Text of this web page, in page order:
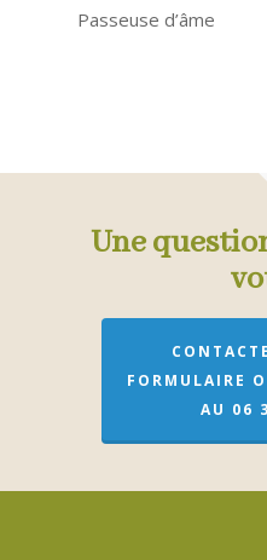
Passeuse d’âme
Une
FORMULAIRE
AU 06